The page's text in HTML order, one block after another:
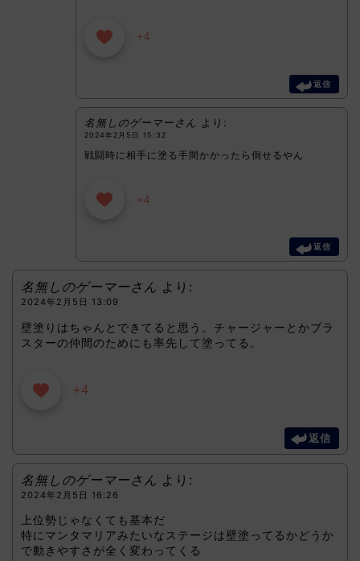
+4
返信
名無しのゲーマーさん より:
2024年2月5日 15:32
戦闘時に相手に塗る手間かかったら倒せるやん
+4
返信
名無しのゲーマーさん より:
2024年2月5日 13:09
壁塗りはちゃんとできてると思う。チャージャーとかブラ
スターの仲間のためにも率先して塗ってる。
+4
返信
名無しのゲーマーさん より:
2024年2月5日 16:26
上位勢じゃなくても基本だ
特にマンタマリアみたいなステージは壁塗ってるかどうか
で動きやすさが全く変わってくる